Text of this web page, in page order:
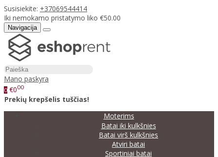
Susisiekite: +37069544414
Iki nemokamo pristatymo liko €50.00
Navigacija
Mano paskyra
0 €000
Prekių krepšelis tuščias!
Moterims
Batai iki kulkšnies
Batai virš kulkšnies
Atviri batai
Sportiniai batai